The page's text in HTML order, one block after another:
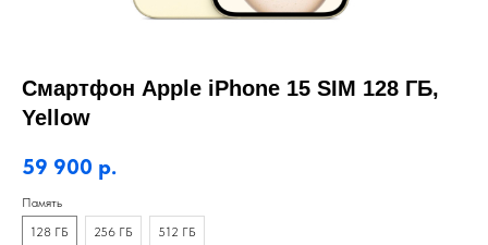
Смартфон Apple iPhone 15 SIM 128 ГБ,
Yellow
59 900 р.
Память
128 ГБ
256 ГБ 512 ГБ